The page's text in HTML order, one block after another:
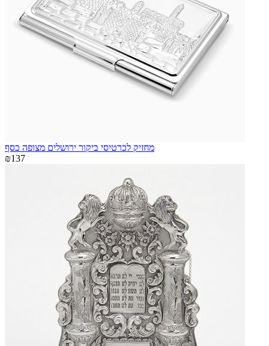
מחזיק לכרטיסי ביקור ירושלים מצופה כסף
₪137